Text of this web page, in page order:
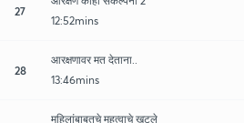
27
12:52mins
28
आरक्षणावर मत देताना..
13:46mins
महिलांबाबतचे महत्वाचे खटले